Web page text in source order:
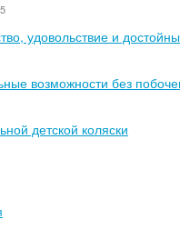
удовольствие и
возможности без
детской коляски